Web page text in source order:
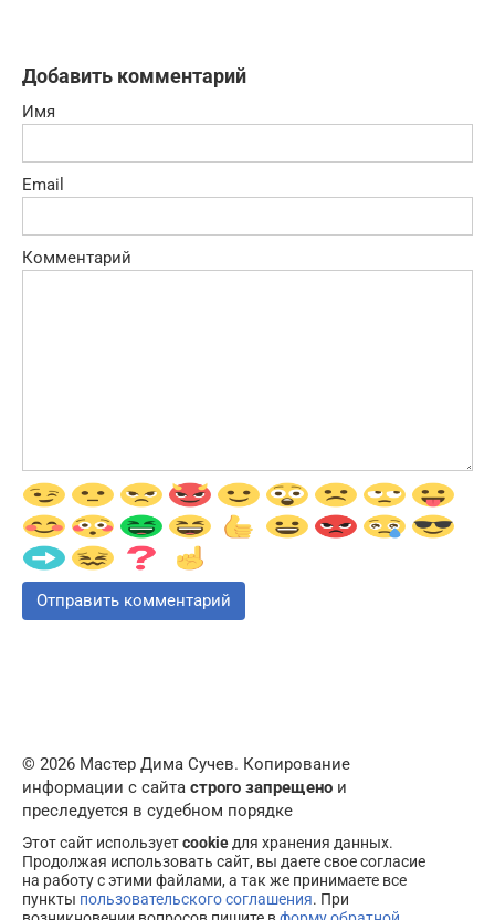
Добавить комментарий
Имя
Email
Комментарий
© 2026 Мастер Дима Сучев. Копирование
информации с сайта строго запрещено и
преследуется в судебном порядке
Этот сайт используетcookie для хранения данных.
Продолжая использовать сайт, вы даете свое согласие
на работу с этими файлами, а так же принимаете все
пункты пользовательского соглашения. При